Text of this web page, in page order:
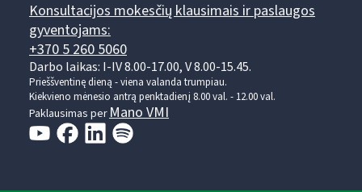
Konsultacijos mokesčių klausimais ir paslaugos
gyventojams:
+370 5 260 5060
Darbo laikas: I-IV 8.00-17.00, V 8.00-15.45.
Prieššventinę dieną - viena valanda trumpiau.
Kiekvieno mėnesio antrą penktadienį 8.00 val. - 12.00 val.
Paklausimas perMano VMI